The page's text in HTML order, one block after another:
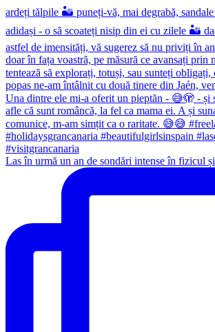
Las în urmă un an de sondări intense în fizicul și